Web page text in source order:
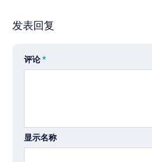
发表回复
评论*
显示名称